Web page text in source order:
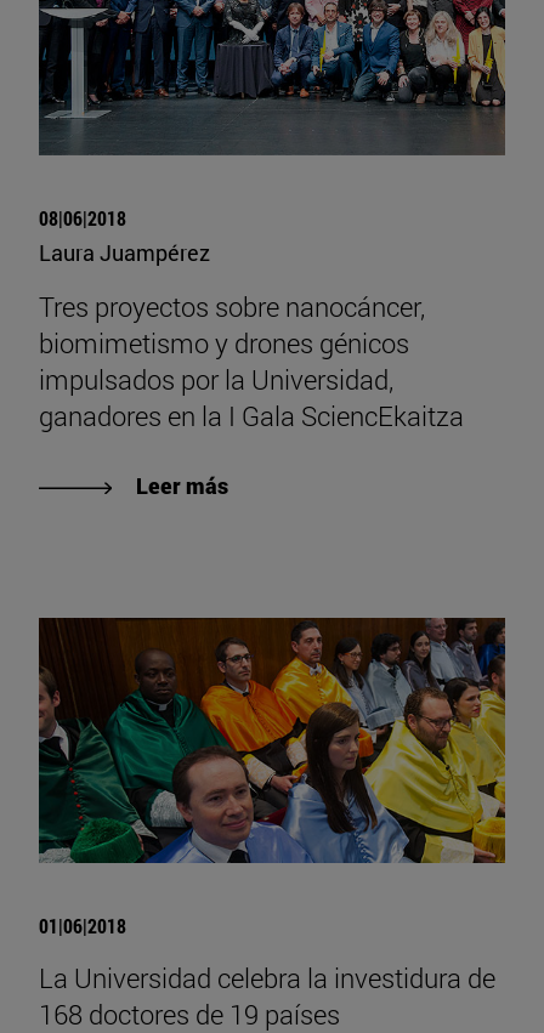
08|06|2018
Laura Juampérez
Tres proyectos sobre nanocáncer,
biomimetismo y drones génicos
impulsados por la Universidad,
ganadores en la I Gala SciencEkaitza
Leer más
01|06|2018
La Universidad celebra la investidura de
168 doctores de 19 países